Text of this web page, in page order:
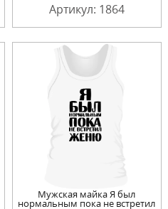
Артикул: 1864
Мужская майка Я был
нормальным пока не встретил